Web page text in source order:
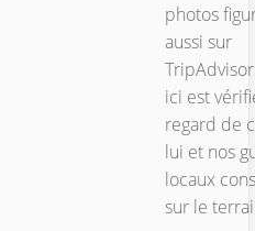
photos
aussi sur
ici est
regard de
lui et nos
locaux
sur le